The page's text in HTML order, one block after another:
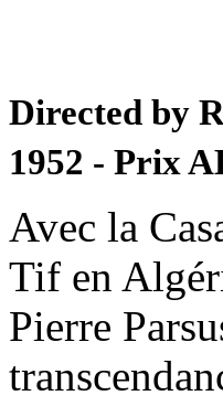
Directed by
1952 - Prix
Avec la
Tif en
Pierre